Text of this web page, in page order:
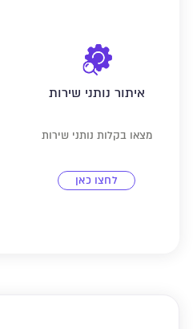
איתור נותני שירות
מצאו בקלות נותני שירות
לחצו כאן